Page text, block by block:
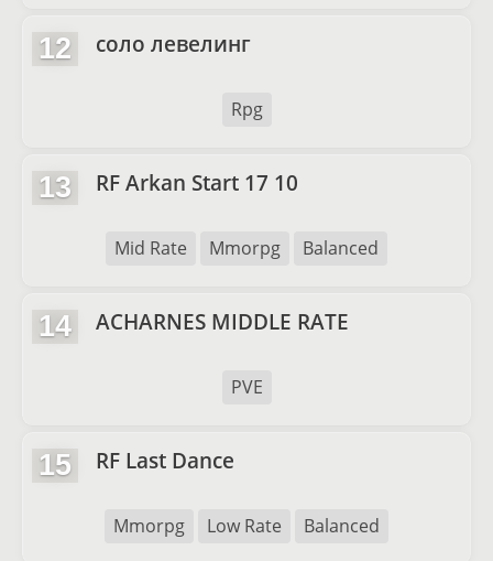
12 соло левелинг
Rpg
13 RF Arkan Start 17 10
Mid Rate Mmorpg Balanced
14 ACHARNES MIDDLE RATE
PVE
15 RF Last Dance
Mmorpg Low Rate Balanced